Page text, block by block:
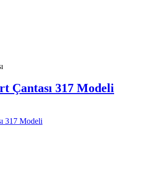
Çantası 317 Modeli
317 Modeli